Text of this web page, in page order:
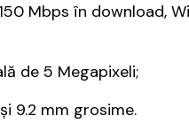
Mbps în download,
de 5 Megapixeli;
9.2 mm grosime.